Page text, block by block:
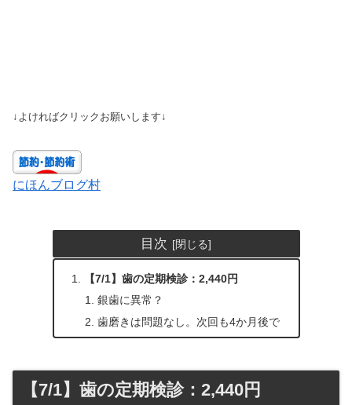
↓よければクリックお願いします↓
にほんブログ村
目次
【7/1】歯の定期検診：2,440円
銀歯に異常？
歯磨きは問題なし。次回も4か月後で
【7/1】歯の定期検診：2,440円